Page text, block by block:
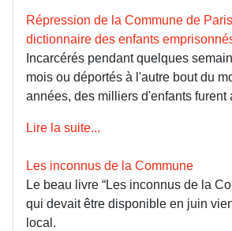
Répression de la Commune de
dictionnaire des enfants
Incarcérés pendant quelques
mois ou déportés à l'autre bout du
années, des milliers d'enfants furent
Lire la suite...
Les inconnus de la Commune
Le beau livre “Les inconnus de la
qui devait être disponible en juin
local.